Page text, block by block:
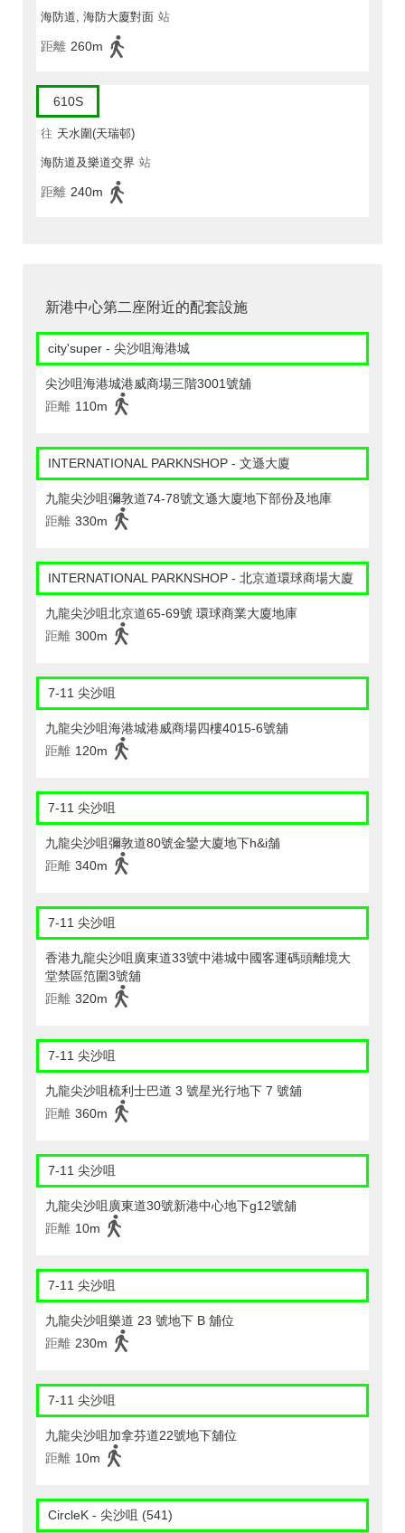
海防道, 海防大廈對面 站
距離 260m
610S
往 天水圍(天瑞邨)
海防道及樂道交界 站
距離 240m
新港中心第二座附近的配套設施
city'super - 尖沙咀海港城
尖沙咀海港城港威商場三階3001號舖
距離 110m
INTERNATIONAL PARKNSHOP - 文遜大廈
九龍尖沙咀彌敦道74-78號文遜大廈地下部份及地庫
距離 330m
INTERNATIONAL PARKNSHOP - 北京道環球商場大廈
九龍尖沙咀北京道65-69號 環球商業大廈地庫
距離 300m
7-11 尖沙咀
九龍尖沙咀海港城港威商場四樓4015-6號舖
距離 120m
7-11 尖沙咀
九龍尖沙咀彌敦道80號金鑾大廈地下h&i舗
距離 340m
7-11 尖沙咀
香港九龍尖沙咀廣東道33號中港城中國客運碼頭離境大
堂禁區笵圍3號舖
距離 320m
7-11 尖沙咀
九龍尖沙咀梳利士巴道 3 號星光行地下 7 號舖
距離 360m
7-11 尖沙咀
九龍尖沙咀廣東道30號新港中心地下g12號舖
距離 10m
7-11 尖沙咀
九龍尖沙咀樂道 23 號地下 B 舖位
距離 230m
7-11 尖沙咀
九龍尖沙咀加拿芬道22號地下舖位
距離 10m
CircleK - 尖沙咀 (541)